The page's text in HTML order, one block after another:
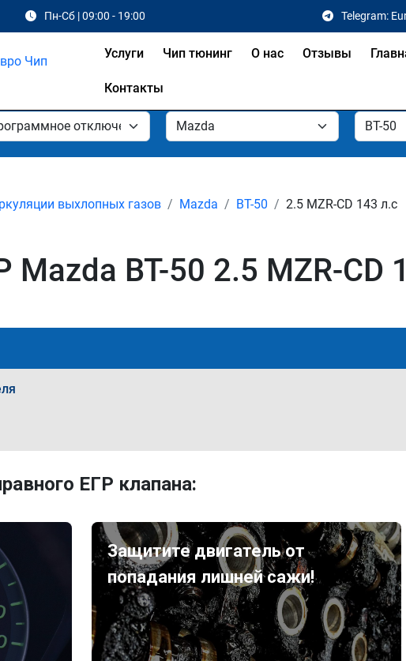
Пн-Сб | 09:00 - 19:00 Telegram:
Услуги Чип тюнинг О нас Отзывы
Контакты
выхлопных газов Mazda BT-50 2.5 MZR-CD 143 л.с
BT-50 2.5 MZR-CD
ЕГР клапана:
Защитите двигатель от
попадания лишней сажи!